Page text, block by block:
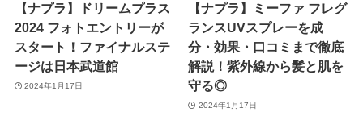
【ナプラ】ドリームプラス
2024 フォトエントリーが
スタート！ファイナルステ
ージは日本武道館
2024年1月17日
【ナプラ】ミーファ フレグ
ランスUVスプレーを成
分・効果・口コミまで徹底
解説！紫外線から髪と肌を
守る◎
2024年1月17日